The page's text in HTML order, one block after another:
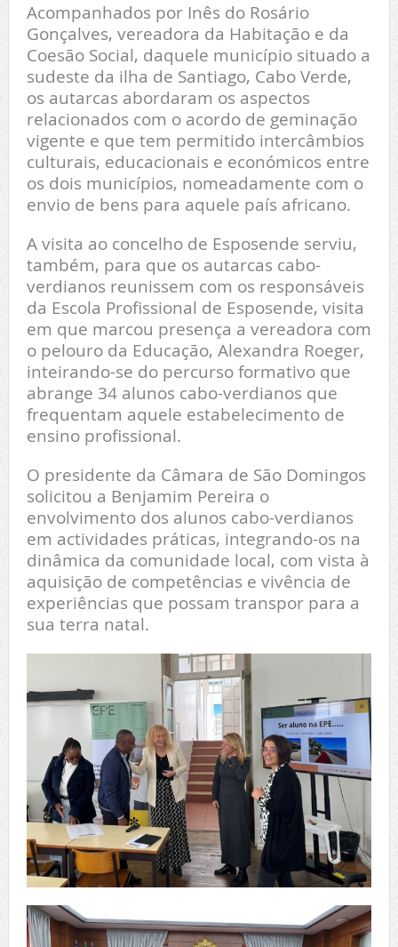
Acompanhados por Inês do Rosário
Gonçalves, vereadora da Habitação e da
Coesão Social, daquele município situado a
sudeste da ilha de Santiago, Cabo Verde,
os autarcas abordaram os aspectos
relacionados com o acordo de geminação
vigente e que tem permitido intercâmbios
culturais, educacionais e económicos entre
os dois municípios, nomeadamente com o
envio de bens para aquele país africano.
A visita ao concelho de Esposende serviu,
também, para que os autarcas cabo-
verdianos reunissem com os responsáveis
da Escola Profissional de Esposende, visita
em que marcou presença a vereadora com
o pelouro da Educação, Alexandra Roeger,
inteirando-se do percurso formativo que
abrange 34 alunos cabo-verdianos que
frequentam aquele estabelecimento de
ensino profissional.
O presidente da Câmara de São Domingos
solicitou a Benjamim Pereira o
envolvimento dos alunos cabo-verdianos
em actividades práticas, integrando-os na
dinâmica da comunidade local, com vista à
aquisição de competências e vivência de
experiências que possam transpor para a
sua terra natal.